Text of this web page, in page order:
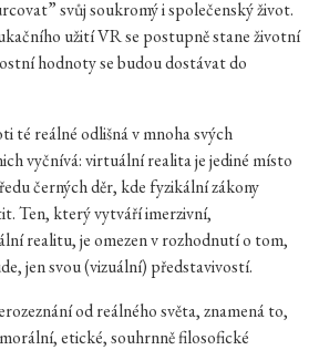
svůj soukromý i společenský život.
užití VR se postupně stane životní
hodnoty se budou dostávat do
té reálné odlišná v mnoha svých
vyčnívá: virtuální realita je jediné místo
černých děr, kde fyzikální zákony
Ten, který vytváří imerzivní,
realitu, je omezen v rozhodnutí o tom,
jen svou (vizuální) představivostí.
od reálného světa, znamená to,
etické, souhrnně filosofické